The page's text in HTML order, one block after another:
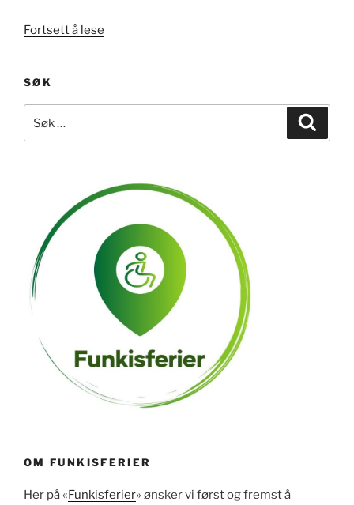
Fortsett å lese
hjul!»
SØK
etter:
OM FUNKISFERIER
Her på «Funkisferier» ønsker vi først og fremst å